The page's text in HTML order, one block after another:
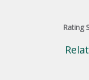
Rating